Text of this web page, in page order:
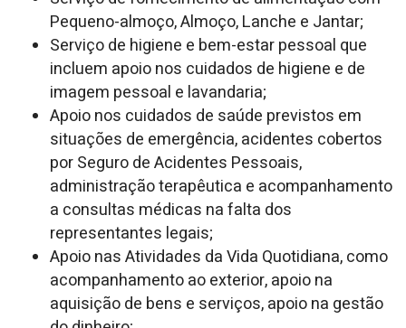
Pequeno-almoço, Almoço, Lanche e Jantar;
Serviço de higiene e bem-estar pessoal que
incluem apoio nos cuidados de higiene e de
imagem pessoal e lavandaria;
Apoio nos cuidados de saúde previstos em
situações de emergência, acidentes cobertos
por Seguro de Acidentes Pessoais,
administração terapêutica e acompanhamento
a consultas médicas na falta dos
representantes legais;
Apoio nas Atividades da Vida Quotidiana, como
acompanhamento ao exterior, apoio na
aquisição de bens e serviços, apoio na gestão